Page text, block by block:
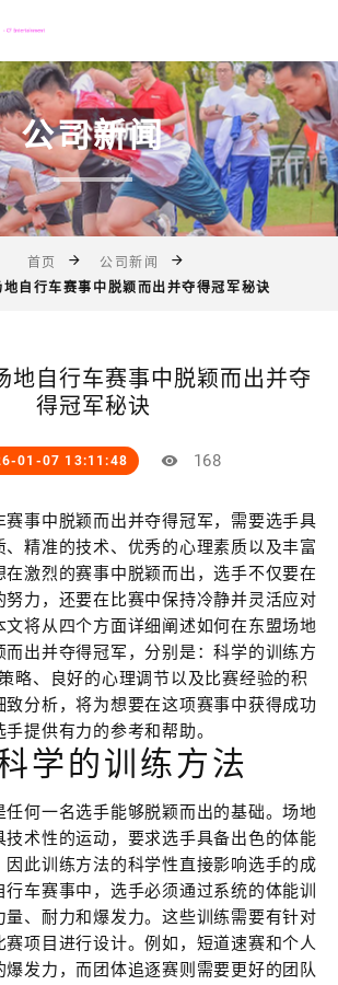
公司新闻
首页
公司新闻
自行车赛事中脱颖而出并夺得冠军秘诀
地自行车赛事中脱颖而出并夺
得冠军秘诀
01-07 13:11:48 168
赛事中脱颖而出并夺得冠军，需要选手具
精准的技术、优秀的心理素质以及丰富
在激烈的赛事中脱颖而出，选手不仅要在
努力，还要在比赛中保持冷静并灵活应对
文将从四个方面详细阐述如何在东盟场地
而出并夺得冠军，分别是：科学的训练方
略、良好的心理调节以及比赛经验的积
致分析，将为想要在这项赛事中获得成功
手提供有力的参考和帮助。
学的训练方法
任何一名选手能够脱颖而出的基础。场地
技术性的运动，要求选手具备出色的体能
因此训练方法的科学性直接影响选手的成
车赛事中，选手必须通过系统的体能训
量、耐力和爆发力。这些训练需要有针对
项目进行设计。例如，短道速赛和个人
发力，而团体追逐赛则需要更好的团队